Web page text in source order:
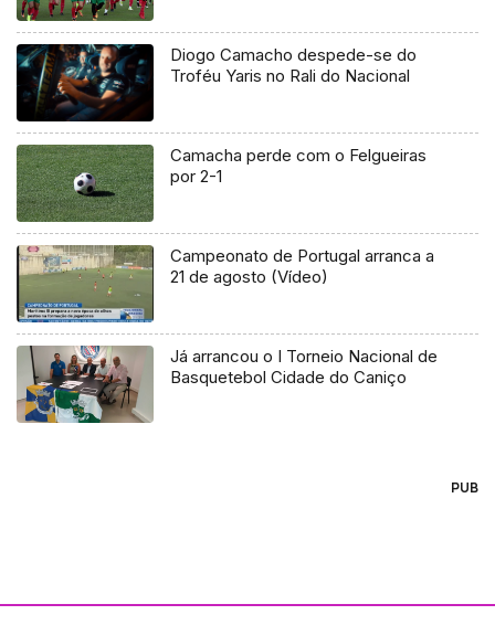
Diogo Camacho despede-se do
Troféu Yaris no Rali do Nacional
Camacha perde com o Felgueiras
por 2-1
Campeonato de Portugal arranca a
21 de agosto (Vídeo)
Já arrancou o I Torneio Nacional de
Basquetebol Cidade do Caniço
PUB